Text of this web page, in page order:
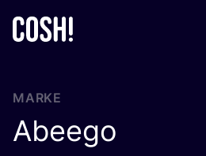
MARKE
Abeego